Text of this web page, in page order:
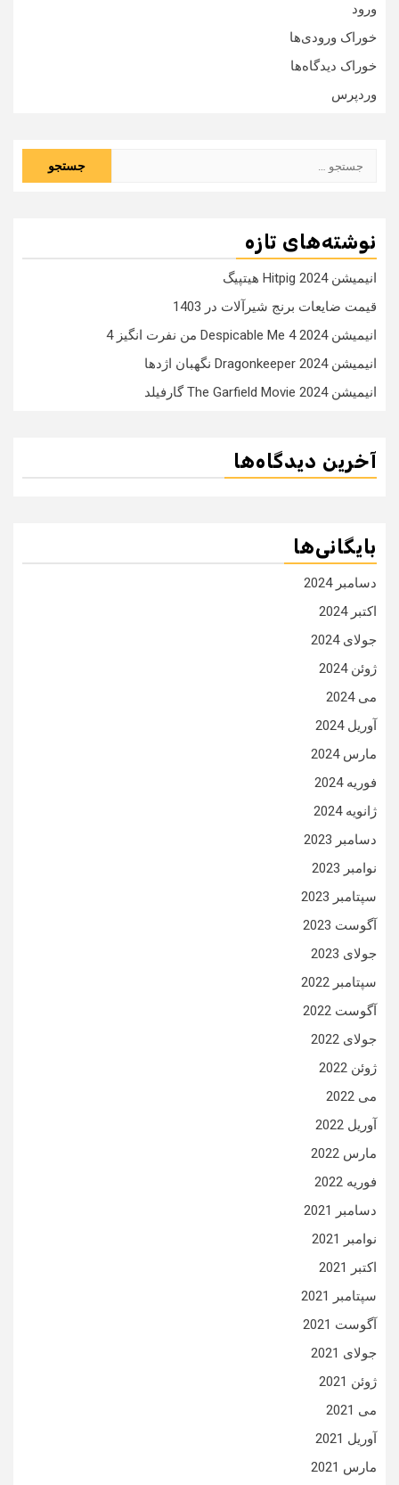
ورود
خوراک ورودی‌ها
خوراک دیدگاه‌ها
وردپرس
نوشته‌های تازه
انیمیشن Hitpig 2024 هیتپیگ
قیمت ضایعات برنج شیرآلات در 1403
انیمیشن Despicable Me 4 2024 من نفرت انگیز 4
انیمیشن Dragonkeeper 2024 نگهبان اژدها
انیمیشن The Garfield Movie 2024 گارفیلد
آخرین دیدگاه‌ها
بایگانی‌ها
دسامبر 2024
اکتبر 2024
جولای 2024
ژوئن 2024
می 2024
آوریل 2024
مارس 2024
فوریه 2024
ژانویه 2024
دسامبر 2023
نوامبر 2023
سپتامبر 2023
آگوست 2023
جولای 2023
سپتامبر 2022
آگوست 2022
جولای 2022
ژوئن 2022
می 2022
آوریل 2022
مارس 2022
فوریه 2022
دسامبر 2021
نوامبر 2021
اکتبر 2021
سپتامبر 2021
آگوست 2021
جولای 2021
ژوئن 2021
می 2021
آوریل 2021
مارس 2021